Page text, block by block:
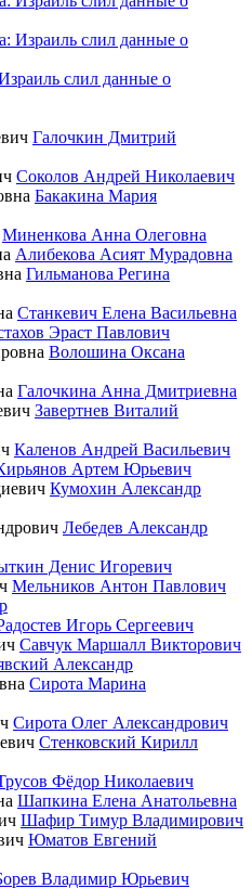
слил данные о
Галочкин Дмитрий
Соколов Андрей Николаевич
Бакакина Мария
Миненкова Анна Олеговна
Алибекова Асият Мурадовна
Гильманова Регина
Станкевич Елена Васильевна
Эраст Павлович
Волошина Оксана
Галочкина Анна Дмитриевна
Завертнев Виталий
Каленов Андрей Васильевич
Артем Юрьевич
Кумохин Александр
Лебедев Александр
Денис Игоревич
Мельников Антон Павлович
Игорь Сергеевич
Савчук Маршалл Викторович
Александр
Сирота Марина
Сирота Олег Александрович
Стенковский Кирилл
Фёдор Николаевич
Шапкина Елена Анатольевна
Шафир Тимур Владимирович
Юматов Евгений
Владимир Юрьевич